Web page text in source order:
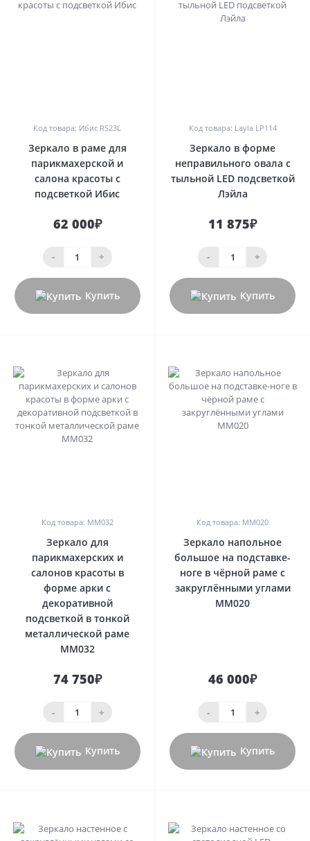
Код товара: Ибис RS23L
Зеркало в раме для
парикмахерской и
салона красоты с
подсветкой Ибис
62 000₽
- +
Купить
Код товара: Layla LP114
Зеркало в форме
неправильного овала с
тыльной LED подсветкой
Лэйла
11 875₽
- +
Купить
Код товара: MM032
Зеркало для
парикмахерских и
салонов красоты в
форме арки с
декоративной
подсветкой в тонкой
металлической раме
MM032
74 750₽
- +
Купить
Код товара: MM020
Зеркало напольное
большое на подставке-
ноге в чёрной раме с
закруглёнными углами
MM020
46 000₽
- +
Купить